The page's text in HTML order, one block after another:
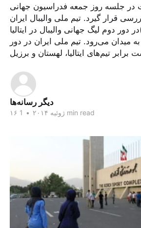
در جلسه روز جمعه فدراسیون جهانی
قرار گیرد. تیم ملی والیبال ایران
دور دوم لیگ جهانی والیبال در ایتالیا
میدان می‌رود. تیم ملی ایران در دور
برابر تیم‌های ایتالیا، لهستان و برزیل
دیگر رسانه‌ها
۱۶ ژوئیه ۲۰۱۴ • 1 min read